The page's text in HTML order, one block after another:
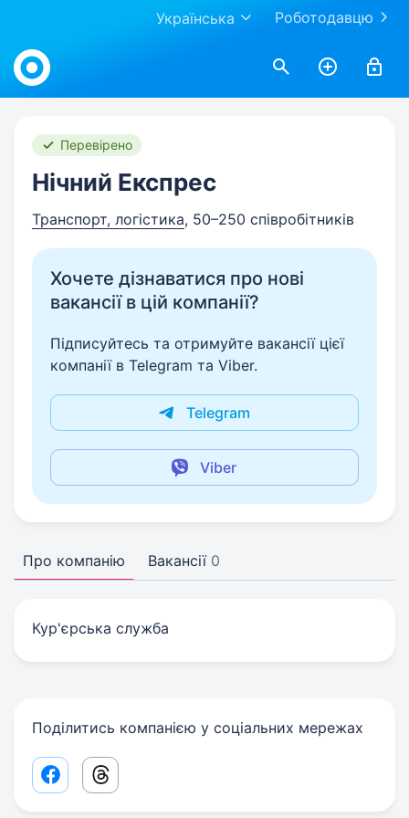
Роботодавцю
Українська
Work.ua
Перевірено
Нічний Експрес
Транспорт, логістика, 50–250 співробітників
Хочете дізнаватися про нові
вакансії в цій компанії?
Підписуйтесь та отримуйте вакансії цієї
компанії в Telegram та Viber.
Telegram
Viber
Про компанію Вакансії 0
Кур'єрська служба
Поділитись компанією у соціальних мережах
Facebook share link
Threads share link